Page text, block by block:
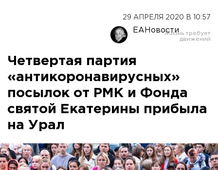
29 АПРЕЛЯ 2020 В 10:57
ЕАНовости
Четвертая партия
«антикоронавирусных»
посылок от РМК и Фонда
святой Екатерины прибыла
на Урал